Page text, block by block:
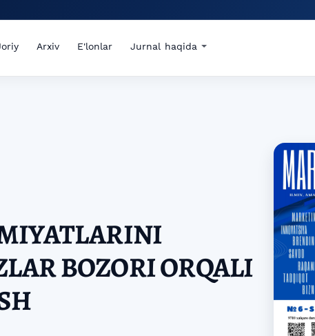
Arxiv E'lonlar Jurnal haqida
BOZORI ORQALI